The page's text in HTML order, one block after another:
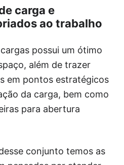
carga e
ao trabalho
possui um ótimo
além de trazer
em pontos estratégicos
da carga, bem como
para abertura
conjunto temos as